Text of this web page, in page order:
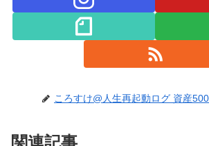
ころすけ@人生再起動ログ 資産
関連記事